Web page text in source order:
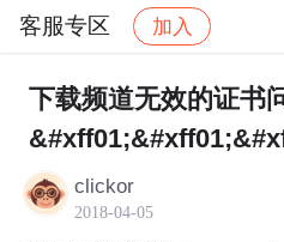
客服专区 加入
社区 客服专区 帖子
下载频道无效的证书
clickor
2018-04-05